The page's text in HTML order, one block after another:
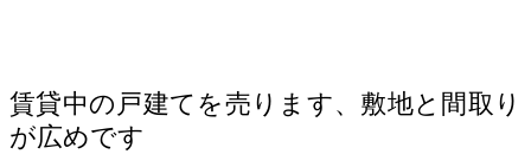
賃貸中の戸建てを売ります、敷地と間取り
が広めです